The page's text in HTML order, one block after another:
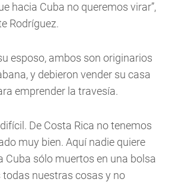
hacia Cuba no queremos virar”,
Rodríguez.
esposo, ambos son originarios
y debieron vender su casa
emprender la travesía.
De Costa Rica no tenemos
muy bien. Aquí nadie quiere
Cuba sólo muertos en una bolsa
nuestras cosas y no